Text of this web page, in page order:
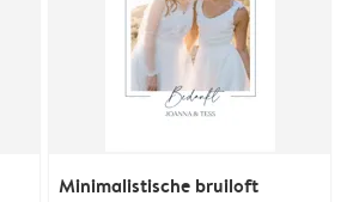
Minimalistische bruiloft